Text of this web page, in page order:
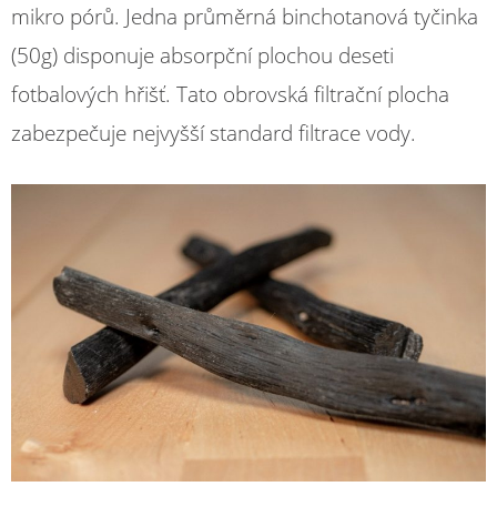
mikro pórů. Jedna průměrná binchotanová tyčinka
(50g) disponuje absorpční plochou deseti
fotbalových hřišť. Tato obrovská filtrační plocha
zabezpečuje nejvyšší standard filtrace vody.